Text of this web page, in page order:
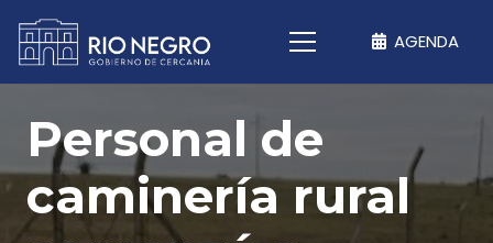
AGENDA
Personal de
caminería rural